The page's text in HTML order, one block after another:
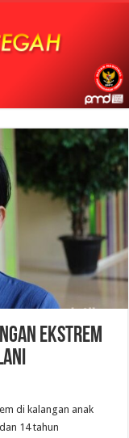
Ekstrem
di kalangan anak
14 tahun